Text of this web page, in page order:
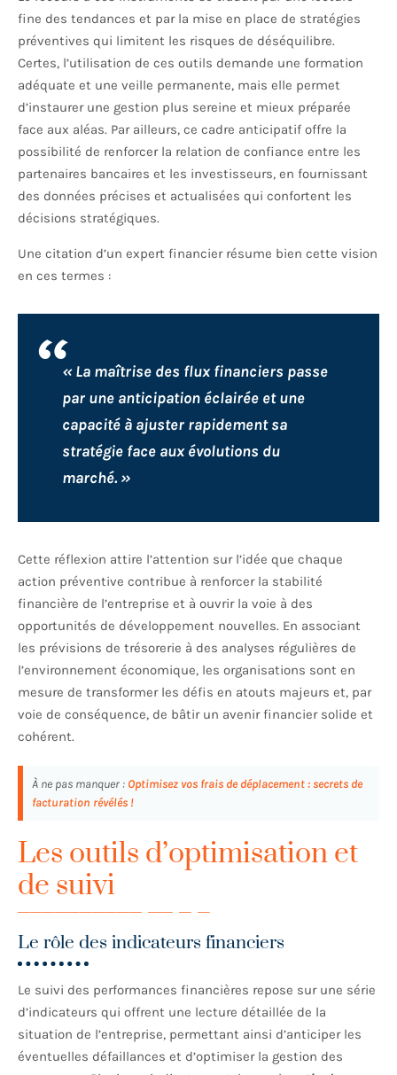
fine des tendances et par la mise en place de stratégies
préventives qui limitent les risques de déséquilibre.
Certes, l’utilisation de ces outils demande une formation
adéquate et une veille permanente, mais elle permet
d’instaurer une gestion plus sereine et mieux préparée
face aux aléas. Par ailleurs, ce cadre anticipatif offre la
possibilité de renforcer la relation de confiance entre les
partenaires bancaires et les investisseurs, en fournissant
des données précises et actualisées qui confortent les
décisions stratégiques.
Une citation d’un expert financier résume bien cette vision
en ces termes :
« La maîtrise des flux financiers passe
par une anticipation éclairée et une
capacité à ajuster rapidement sa
stratégie face aux évolutions du
marché. »
Cette réflexion attire l’attention sur l’idée que chaque
action préventive contribue à renforcer la stabilité
financière de l’entreprise et à ouvrir la voie à des
opportunités de développement nouvelles. En associant
les prévisions de trésorerie à des analyses régulières de
l’environnement économique, les organisations sont en
mesure de transformer les défis en atouts majeurs et, par
voie de conséquence, de bâtir un avenir financier solide et
cohérent.
À ne pas manquer : Optimisez vos frais de déplacement : secrets de
facturation révélés !
Les outils d’optimisation et
de suivi
Le rôle des indicateurs financiers
Le suivi des performances financières repose sur une série
d’indicateurs qui offrent une lecture détaillée de la
situation de l’entreprise, permettant ainsi d’anticiper les
éventuelles défaillances et d’optimiser la gestion des